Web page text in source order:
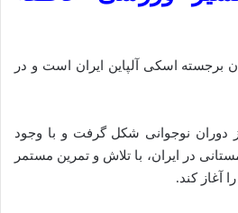
برجسته اسکی آلپاین ایران است و در
دوران نوجوانی شکل گرفت و با وجود
در ایران، با تلاش و تمرین مستمر
آغاز کند.